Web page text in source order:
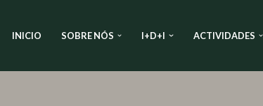
INICIO SOBRE NÓS I+D+I ACTIVIDADES